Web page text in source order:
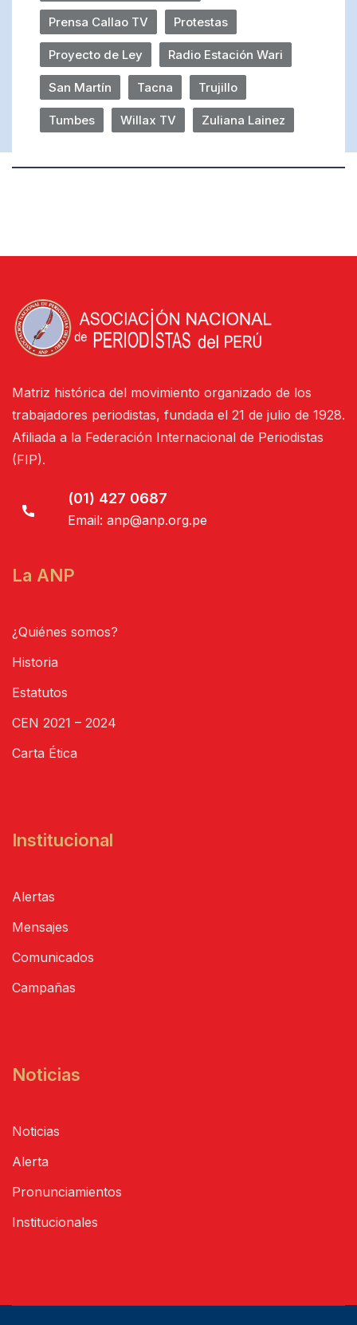
Prensa Callao TV Protestas
Proyecto de Ley Radio Estación Wari
San Martín Tacna Trujillo
Tumbes Willax TV Zuliana Lainez
Matriz histórica del movimiento organizado de los
trabajadores periodistas, fundada el 21 de julio de 1928.
Afiliada a la Federación Internacional de Periodistas
(FIP).
(01) 427 0687
Email: anp@anp.org.pe
La ANP
¿Quiénes somos?
Historia
Estatutos
CEN 2021 – 2024
Carta Ética
Institucional
Alertas
Mensajes
Comunicados
Campañas
Noticias
Noticias
Alerta
Pronunciamientos
Institucionales